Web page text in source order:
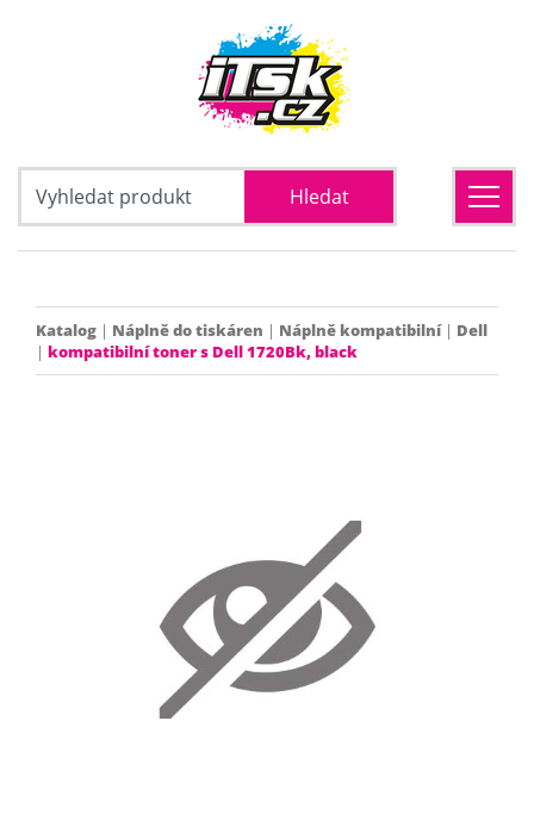
Katalog | Náplně do tiskáren | Náplně kompatibilní| Dell
| kompatibilní toner s Dell 1720Bk, black